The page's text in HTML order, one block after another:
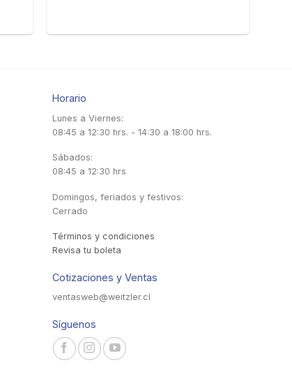
Horario
Lunes a Viernes:
08:45 a 12:30 hrs. - 14:30 a 18:00 hrs.
Sábados:
08:45 a 12:30 hrs
Domingos, feriados y festivos:
Cerrado
Términos y condiciones
Revisa tu boleta
Cotizaciones y Ventas
ventasweb@weitzler.cl
Síguenos